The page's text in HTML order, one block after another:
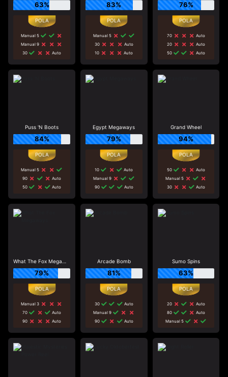
63%
Manual 5
Manual 9
30
Auto
83%
Manual 5
30
Auto
10
Auto
76%
70
Auto
20
Auto
50
Auto
Puss 'N Boots
84%
Manual 5
90
Auto
50
Auto
Egypt Megaways
79%
10
Auto
Manual 9
90
Auto
Grand Wheel
94%
50
Auto
Manual 5
30
Auto
What The Fox Megaways
79%
Manual 3
70
Auto
90
Auto
Arcade Bomb
81%
30
Auto
Manual 9
90
Auto
Sumo Spins
63%
20
Auto
80
Auto
Manual 5